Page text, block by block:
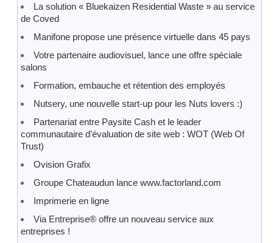
La solution « Bluekaizen Residential Waste » au service
de Coved
Manifone propose une présence virtuelle dans 45 pays
Votre partenaire audiovisuel, lance une offre spéciale
salons
Formation, embauche et rétention des employés
Nutsery, une nouvelle start-up pour les Nuts lovers :)
Partenariat entre Paysite Cash et le leader
communautaire d’évaluation de site web : WOT (Web Of
Trust)
Ovision Grafix
Groupe Chateaudun lance www.factorland.com
Imprimerie en ligne
Via Entreprise® offre un nouveau service aux
entreprises !